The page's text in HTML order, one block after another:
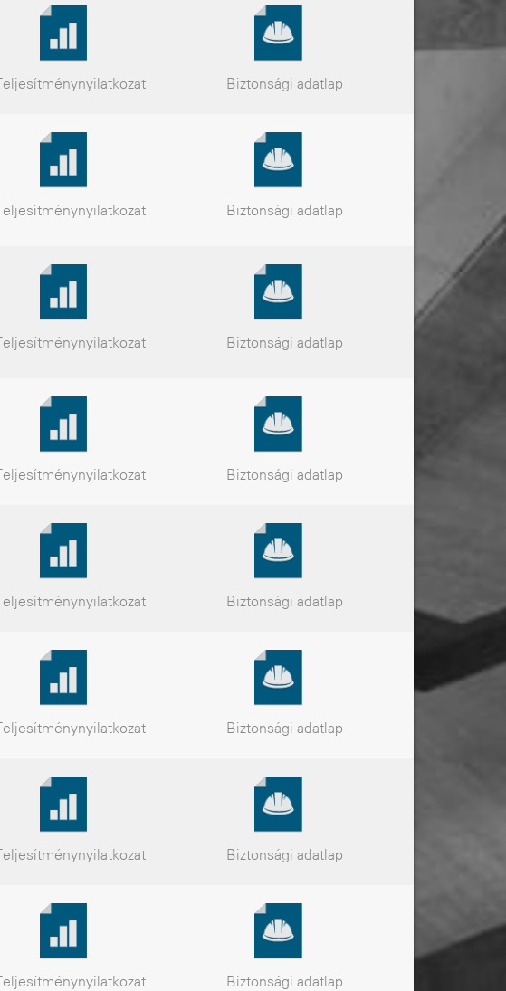
Teljesítménynyilatkozat Biztonsági adatlap
Teljesítménynyilatkozat Biztonsági adatlap
Teljesítménynyilatkozat Biztonsági adatlap
Teljesítménynyilatkozat Biztonsági adatlap
Teljesítménynyilatkozat Biztonsági adatlap
Teljesítménynyilatkozat Biztonsági adatlap
Teljesítménynyilatkozat Biztonsági adatlap
Teljesítménynyilatkozat Biztonsági adatlap